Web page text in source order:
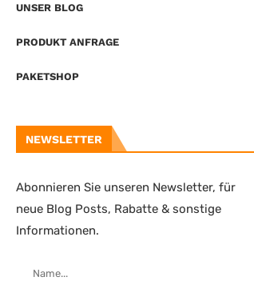
UNSER BLOG
PRODUKT ANFRAGE
PAKETSHOP
NEWSLETTER
Abonnieren Sie unseren Newsletter, für
neue Blog Posts, Rabatte & sonstige
Informationen.